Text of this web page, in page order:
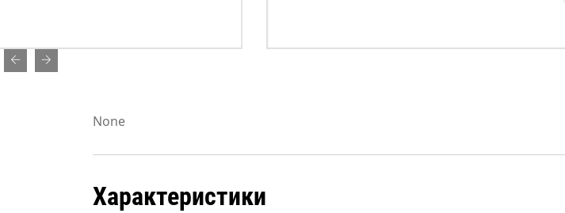
None
Характеристики